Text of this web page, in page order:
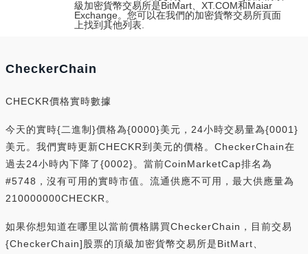
級加密貨幣交易所是BitMart、XT.COM和Maiar
Exchange。您可以在我們的加密貨幣交易所頁面
上找到其他列表.
CheckerChain
CHECKR價格實時數據
今天的實時{二進制}價格為{0000}美元，24小時交易量為{0001}
美元。我們實時更新CHECKR到美元的價格。CheckerChain在
過去24小時內下降了{0002}。當前CoinMarketCap排名為
#5748，沒有可用的實時市值。流通供應不可用，最大供應量為
210000000CHECKR。
如果你想知道在哪里以當前價格購買CheckerChain，目前交易
{CheckerChain]股票的頂級加密貨幣交易所是BitMart、